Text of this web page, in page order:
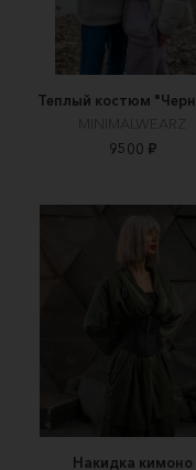
Теплый костюм
MINIMALWEARZ
9500 ₽
Накидка кимоно